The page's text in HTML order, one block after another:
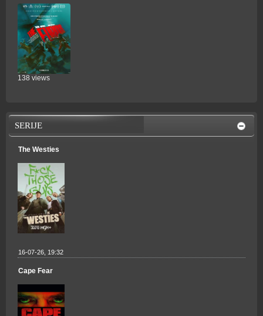
138 views
SERIJE
The Westies
16-07-26, 19:32
Cape Fear